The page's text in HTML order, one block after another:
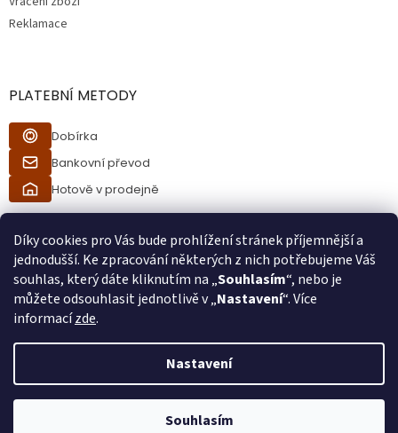
Díky cookies pro Vás bude prohlížení stránek příjemnější a
jednodušší. Ke zpracování některých z nich potřebujeme Váš
souhlas, který dáte kliknutím na „Souhlasím“, nebo je
můžete odsouhlasit jednotlivě v „Nastavení“. Více
informacízde.
Nastavení
Souhlasím
Při procesu objednávání bude ověřeno, zda jste starší 18ti let pomocí
bankovní identity. Při převzetí zboží od kurýra bude také ověřeno, zda
Reklamace
PLATEBNÍ METODY
Dobírka
Bankovní převod
Hotově v prodejně
Copyright 2026Ráj kuřáků. Všechna práva vyhrazena.